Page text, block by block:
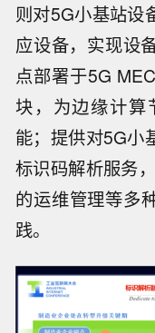
则对5G小基站设
应设备，实现设
点部署于5G
块，为边缘计算
能；提供对5G小
标识码解析服务
的运维管理等多
践。